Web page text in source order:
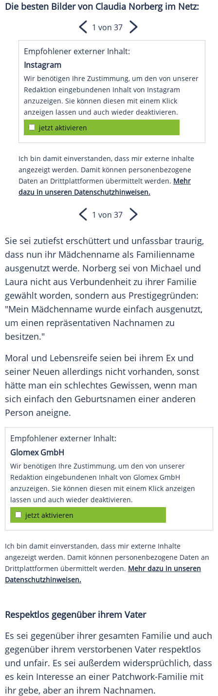
Die besten Bilder von Claudia Norbergim Netz:
Empfohlener externer Inhalt:
Instagram
Wir benötigen Ihre Zustimmung, um den von unserer
Redaktion eingebundenen Inhalt von Instagram
anzuzeigen. Sie können diesen mit einem Klick
anzeigen lassen und auch wieder deaktivieren.
jetzt aktivieren
Ich bin damit einverstanden, dass mir externe Inhalte
angezeigt werden. Damit können personenbezogene
Daten an Drittplattformen übermittelt werden. Mehr
dazu in unseren Datenschutzhinweisen.
1 von 37
1 von 37
Sie sei zutiefst erschüttert und unfassbar traurig,
dass nun ihr Mädchenname als Familienname
ausgenutzt werde. Norberg sei von Michael und
Laura nicht aus Verbundenheit zu ihrer Familie
gewählt worden, sondern aus Prestigegründen:
"Mein Mädchenname wurde einfach ausgenutzt,
um einen repräsentativen Nachnamen zu
besitzen."
Moral und Lebensreife seien bei ihrem Ex und
seiner Neuen allerdings nicht vorhanden, sonst
hätte man ein schlechtes Gewissen, wenn man
sich einfach den Geburtsnamen einer anderen
Person aneigne.
Empfohlener externer Inhalt:
Glomex GmbH
Wir benötigen Ihre Zustimmung, um den von unserer
Redaktion eingebundenen Inhalt von Glomex GmbH
anzuzeigen. Sie können diesen mit einem Klick anzeigen
lassen und auch wieder deaktivieren.
jetzt aktivieren
Ich bin damit einverstanden, dass mir externe Inhalte
angezeigt werden. Damit können personenbezogene Daten an
Drittplattformen übermittelt werden. Mehr dazu in unseren
Datenschutzhinweisen.
Respektlos gegenüber ihrem Vater
Es sei gegenüber ihrer gesamten Familie und auch
gegenüber ihrem verstorbenen Vater respektlos
und unfair. Es sei außerdem widersprüchlich, dass
es kein Interesse an einer Patchwork-Familie mit
ihr gebe, aber an ihrem Nachnamen.